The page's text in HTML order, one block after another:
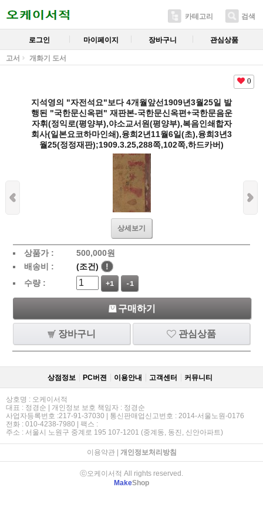
카테고리 검색
로그인 마이페이지 장바구니 관심상품
고서 개화기 도서
0
지석영의 "자전석요"보다 4개월앞선1909년3월25일 발
행된 "국한문신옥편" 재판본-국한문신옥편+국한문음운
자휘(정익로(평양부),야소교서원(평양부),복음인쇄합자
회사(일본요코하마인쇄),융희2년11월6일(초),융희3년3
월25(정정재판);1909.3.25,288쪽,102쪽,하드카버)
상세보기
상품가 : 500,000원
배송비 :
(조건)
!
수량 :
+1 -1
구매하기
장바구니 관심상품
상점정보 PC버젼 이용안내 고객센터 커뮤니티
상호명 : 오케이서적
대표 : 정경순 | 개인정보 보호 책임자 : 정경순
사업자등록번호 :217-91-37030 | 통신판매업신고번호 : 2014-서울노원-0176
전화 : 010-4238-7980 | 팩스 :
주소 : 서울시 노원구 중계로 195 107-1201 (중계동, 동진, 신안아파트)
이용약관| 개인정보처리방침
ⓒ오케이서적 All rights reserved.
MakeShop